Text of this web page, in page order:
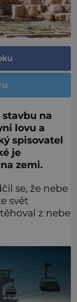
na
lovu a
spisovatel
je
zemi.
se, že nebe
svět
z nebe